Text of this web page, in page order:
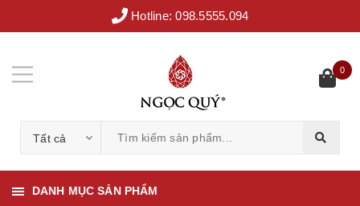
Hotline:098.5555.094
Tất cả
0
DANH MỤC SẢN PHẨM